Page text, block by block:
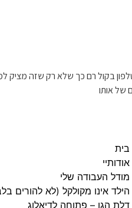
בקול רם כך שלא רק שזה מציק
של אותו
בית
אודותיי
מודל העבודה שלי
הילד אינו מקולקל (לא להורים
דלת הגן – פתוחה לדיאלוג